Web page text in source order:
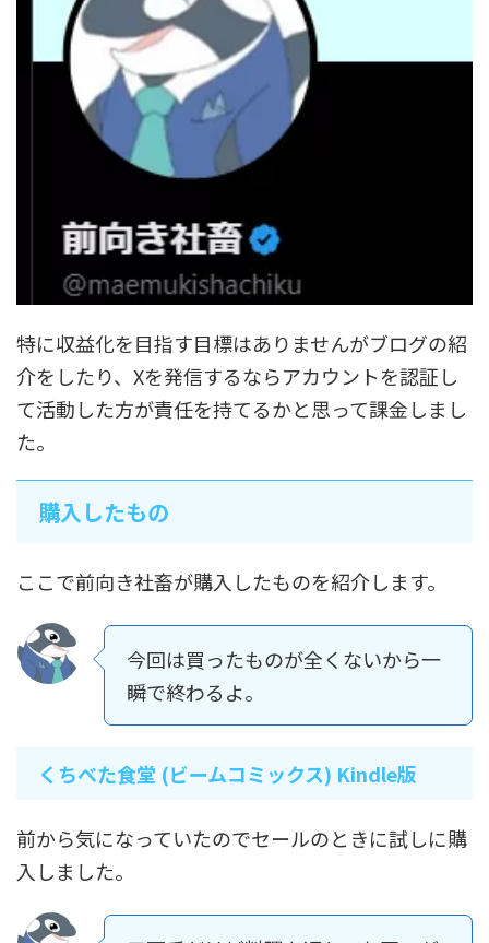
特に収益化を目指す目標はありませんがブログの紹
介をしたり、Xを発信するならアカウントを認証し
て活動した方が責任を持てるかと思って課金しまし
た。
購入したもの
ここで前向き社畜が購入したものを紹介します。
今回は買ったものが全くないから一
瞬で終わるよ。
くちべた食堂 (ビームコミックス) Kindle版
前から気になっていたのでセールのときに試しに購
入しました。